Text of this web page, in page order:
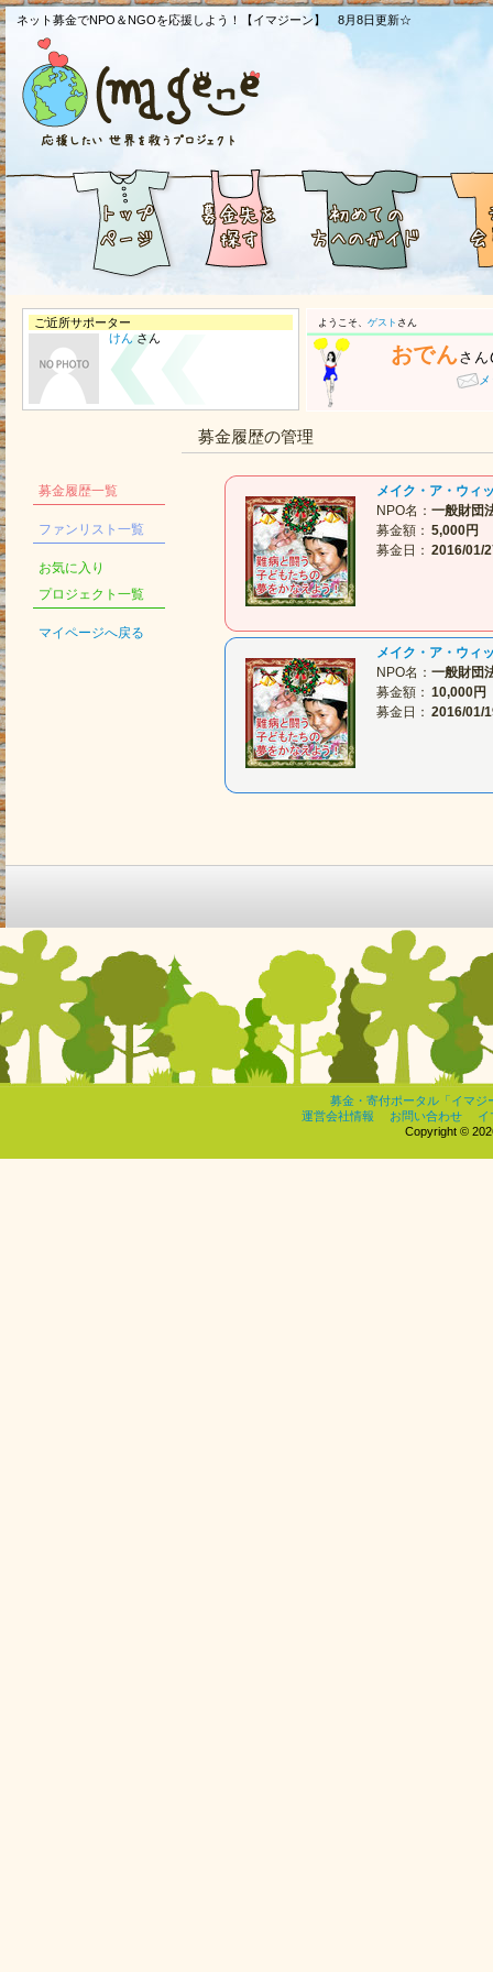
ネット募金でNPO＆NGOを応援しよう！【イマジーン】 8月8日更新☆
ご近所サポーター
けんさん
ようこそ、 ゲスト さん
おでんさん
募金履歴一覧
ファンリスト一覧
お気に入り
プロジェクト一覧
マイページへ戻る
募金履歴の管理
メイク・ア・ウィ
NPO名： 一般財団
募金額： 5,000円
募金日： 2016/01/
メイク・ア・ウィ
NPO名： 一般財団
募金額： 10,000円
募金日： 2016/01/
募金・寄付ポータル「イマジ
運営会社情報
お問い合わせ
イ
Copyright ©